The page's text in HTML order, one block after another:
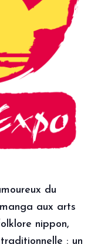
du
aux arts
nippon,
: un